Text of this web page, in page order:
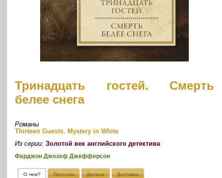
Тринадцать гостей. Смерть
белее снега
Романы
Thirteen Guests. Mystery in White
Из серии:Золотой век английского детектива
Фарджон Джозеф Джефферсон
О чем? Персоны Детали Доставка